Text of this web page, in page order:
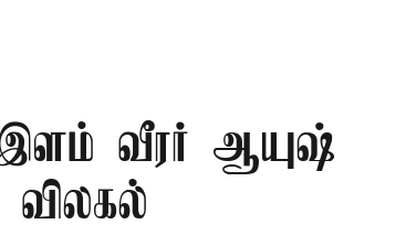
வீரர் ஆயுஷ்
விலகல்